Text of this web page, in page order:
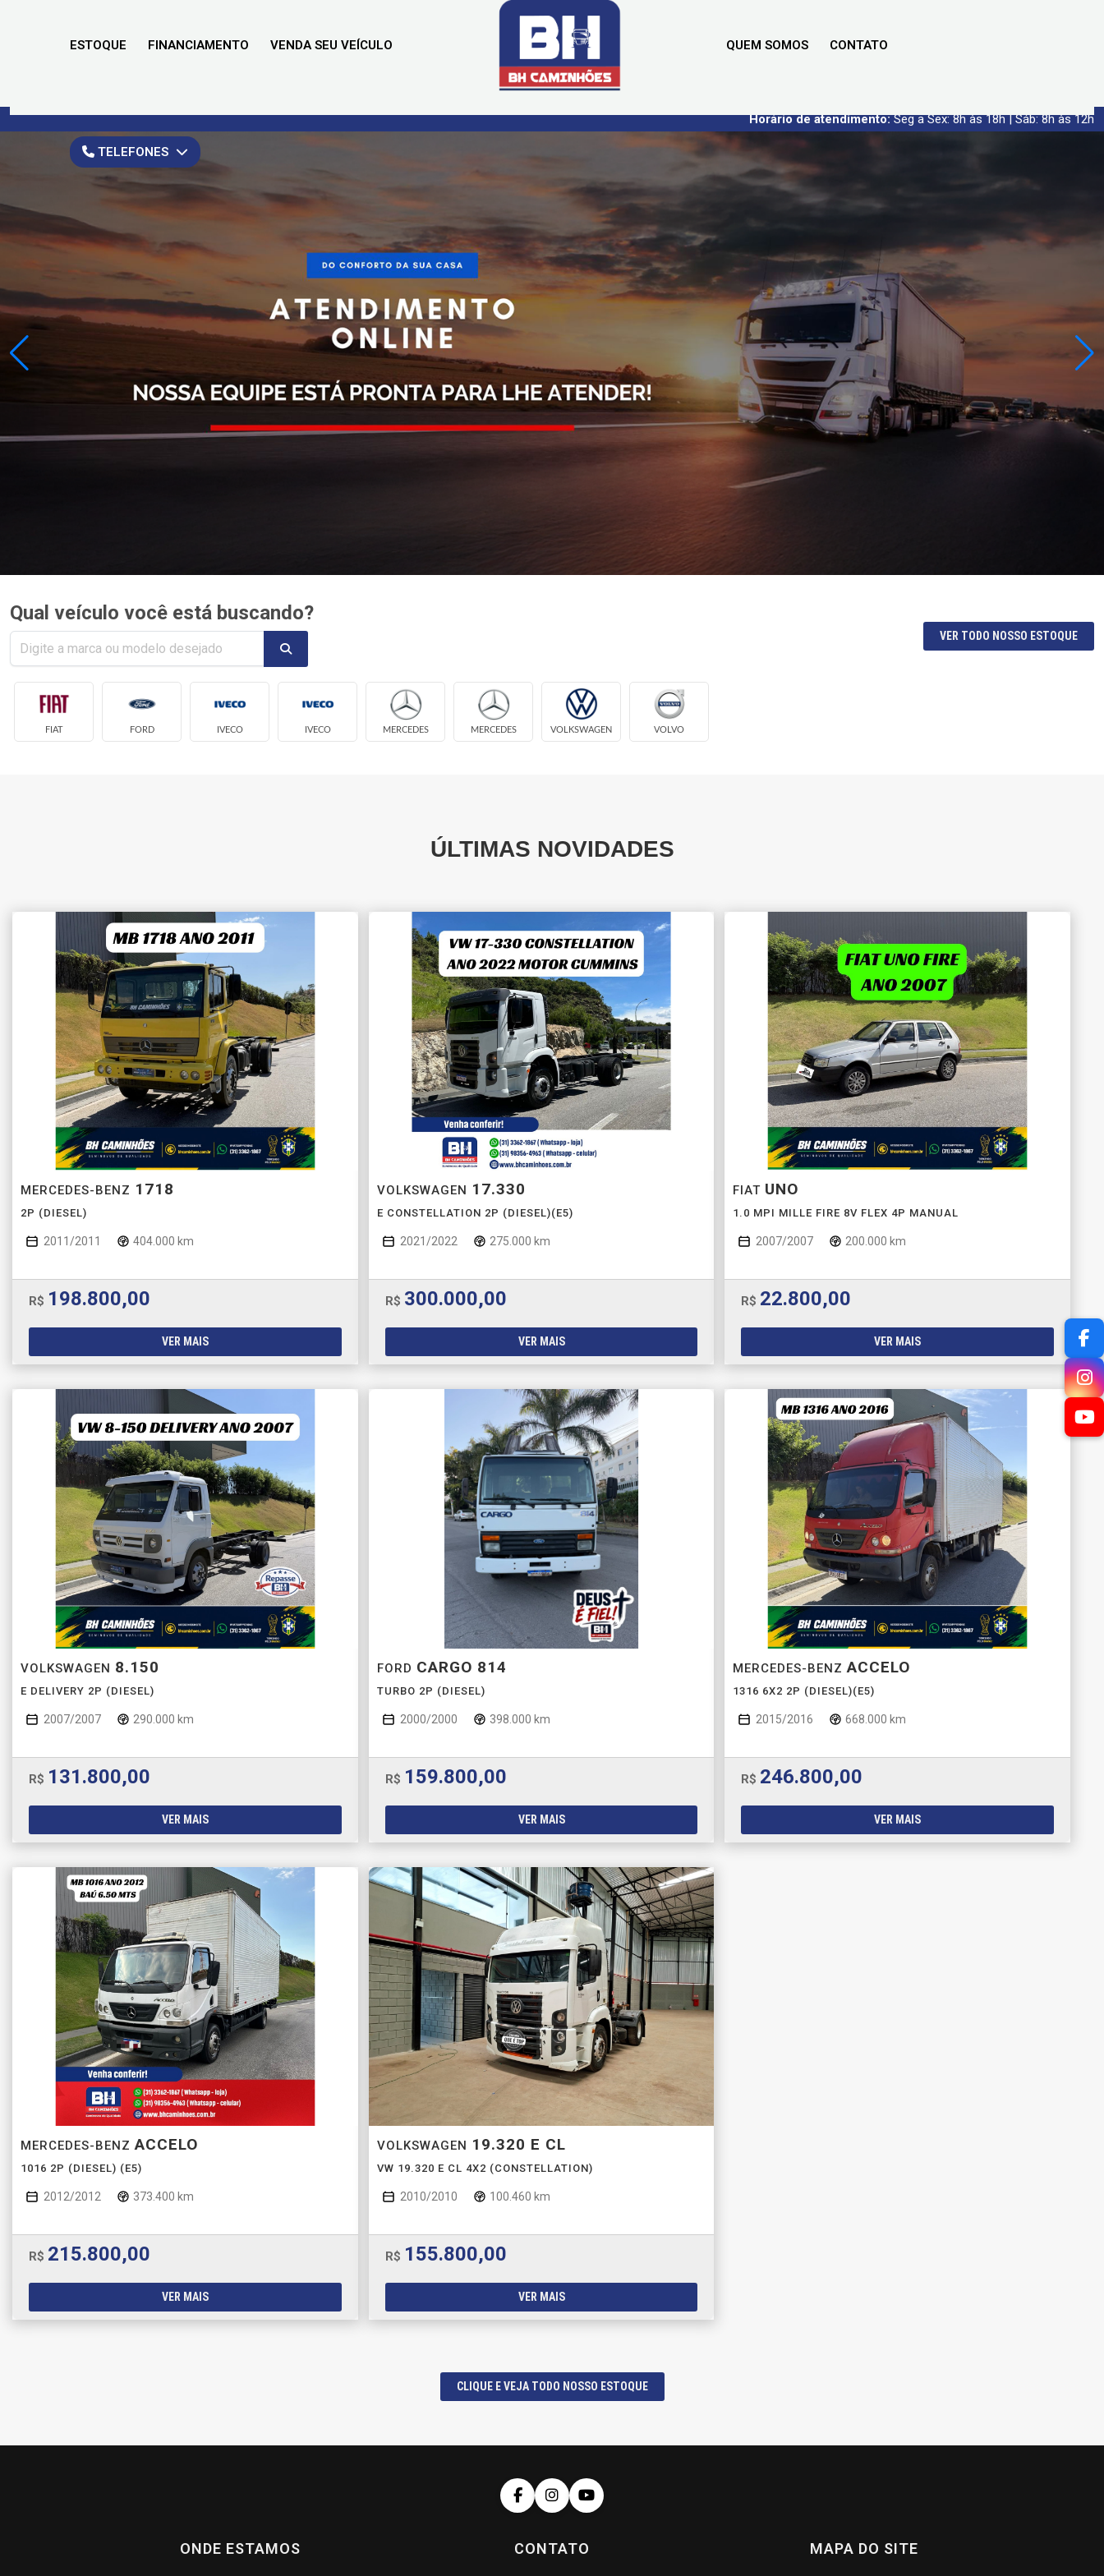
ESTOQUE FINANCIAMENTO VENDA SEU VEÍCULO QUEM SOMOS CONTATO
TELEFONES
Horário de atendimento: Seg a Sex: 8h às 18h | Sáb: 8h às 12h
Qual veículo você está buscando?
VER TODO NOSSO ESTOQUE
FIAT FORD IVECO IVECO MERCEDES MERCEDES VOLKSWAGEN VOLVO
ÚLTIMAS NOVIDADES
MERCEDES-BENZ 1718
2P (DIESEL)
2011/2011 404.000 km
R$ 198.800,00
VER MAIS
VOLKSWAGEN 17.330
E CONSTELLATION 2P (DIESEL)(E5)
2021/2022 275.000 km
R$ 300.000,00
VER MAIS
FIAT UNO
1.0 MPI MILLE FIRE 8V FLEX 4P MANUAL
2007/2007 200.000 km
R$ 22.800,00
VER MAIS
VOLKSWAGEN 8.150
E DELIVERY 2P (DIESEL)
2007/2007 290.000 km
R$ 131.800,00
VER MAIS
FORD CARGO 814
TURBO 2P (DIESEL)
2000/2000 398.000 km
R$ 159.800,00
VER MAIS
MERCEDES-BENZACCELO
1316 6X2 2P (DIESEL)(E5)
2015/2016 668.000 km
R$ 246.800,00
VER MAIS
MERCEDES-BENZACCELO
1016 2P (DIESEL) (E5)
2012/2012 373.400 km
R$ 215.800,00
VER MAIS
VOLKSWAGEN 19.320 E CL
VW 19.320 E CL 4X2 (CONSTELLATION)
2010/2010 100.460 km
R$ 155.800,00
VER MAIS
CLIQUE E VEJA TODO NOSSO ESTOQUE
ONDE ESTAMOS CONTATO MAPA DO SITE